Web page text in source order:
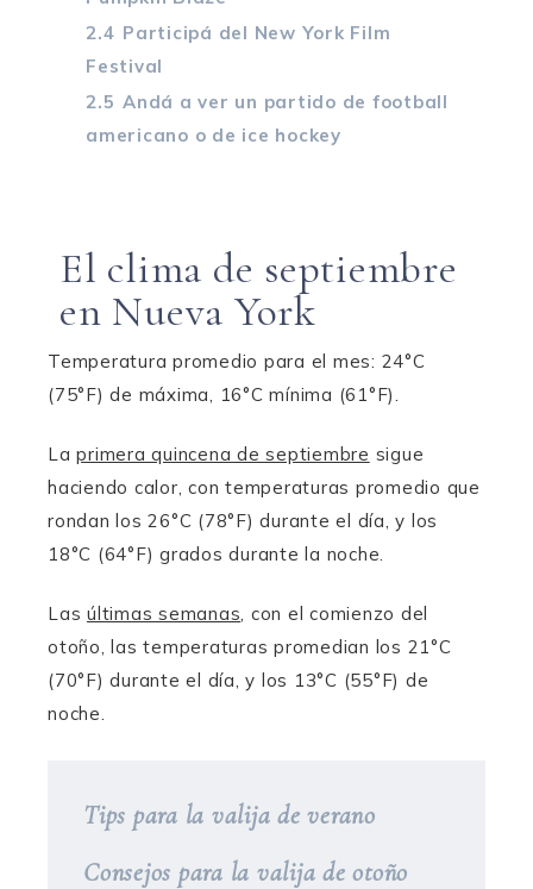
2.4 Participá del New York Film
Festival
2.5 Andá a ver un partido de football
americano o de ice hockey
El clima de septiembre
en Nueva York
Temperatura promedio para el mes: 24°C
(75°F) de máxima, 16°C mínima (61°F).
Laprimera quincena de septiembre sigue
haciendo calor, con temperaturas promedio que
rondan los 26°C (78°F) durante el día, y los
18°C (64°F) grados durante la noche.
Las últimas semanas, con el comienzo del
otoño, las temperaturas promedian los 21°C
(70°F) durante el día, y los 13°C (55°F) de
noche.
Tips para la valija de verano
Consejos para la valija de otoño